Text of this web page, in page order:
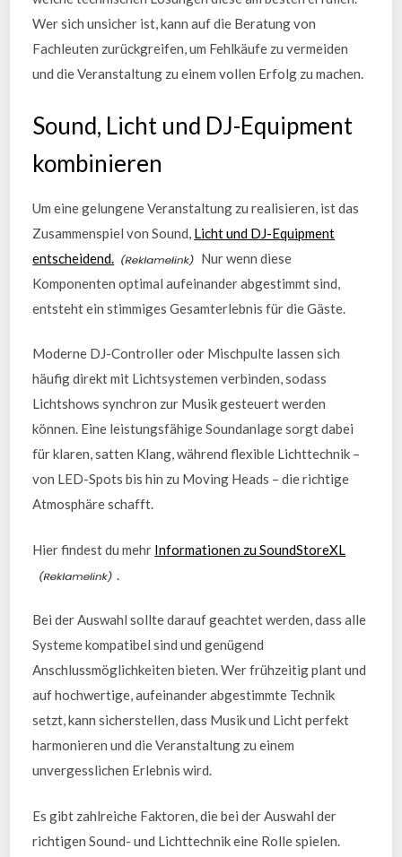
Wer sich unsicher ist, kann auf die Beratung von
Fachleuten zurückgreifen, um Fehlkäufe zu vermeiden
und die Veranstaltung zu einem vollen Erfolg zu machen.
Sound, Licht und DJ-Equipment
kombinieren
Um eine gelungene Veranstaltung zu realisieren, ist das
Zusammenspiel von Sound, Licht und DJ-Equipment
entscheidend.
Nur wenn diese
Komponenten optimal aufeinander abgestimmt sind,
entsteht ein stimmiges Gesamterlebnis für die Gäste.
Moderne DJ-Controller oder Mischpulte lassen sich
häufig direkt mit Lichtsystemen verbinden, sodass
Lichtshows synchron zur Musik gesteuert werden
können. Eine leistungsfähige Soundanlage sorgt dabei
für klaren, satten Klang, während flexible Lichttechnik –
von LED-Spots bis hin zu Moving Heads – die richtige
Atmosphäre schafft.
Hier findest du mehr Informationen zu SoundStoreXL
Bei der Auswahl sollte darauf geachtet werden, dass alle
Systeme kompatibel sind und genügend
Anschlussmöglichkeiten bieten. Wer frühzeitig plant und
auf hochwertige, aufeinander abgestimmte Technik
setzt, kann sicherstellen, dass Musik und Licht perfekt
harmonieren und die Veranstaltung zu einem
unvergesslichen Erlebnis wird.
Es gibt zahlreiche Faktoren, die bei der Auswahl der
richtigen Sound- und Lichttechnik eine Rolle spielen.